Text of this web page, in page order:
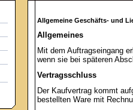
Allgemeine Geschäfts- und
Allgemeines
Mit dem Auftragseingang
wenn sie bei späteren
Vertragsschluss
Der Kaufvertrag kommt
bestellten Ware mit